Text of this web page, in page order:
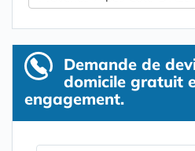
Demande de
domicile gratuit
engagement.